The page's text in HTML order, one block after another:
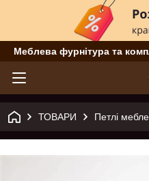
Меблева фурнітура та
ТОВАРИ Петлі